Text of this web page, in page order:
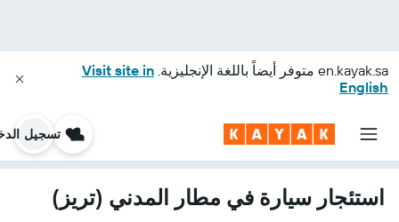
en.kayak.sa متوفر أيضاً باللغة الإنجليزية. Visit site in
English
تسجيل
استئجار سيارة في مطار المدني (تريز)